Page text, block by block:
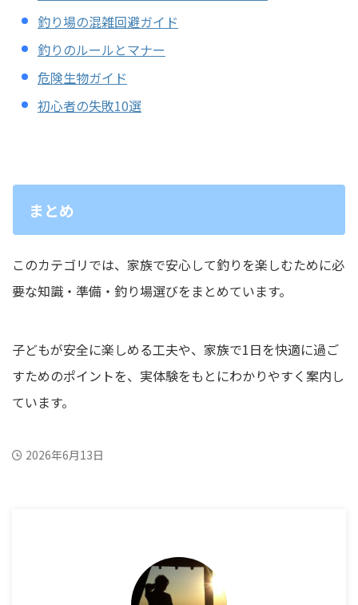
釣り場の混雑回避ガイド
釣りのルールとマナー
危険生物ガイド
初心者の失敗10選
まとめ
このカテゴリでは、家族で安心して釣りを楽しむために必
要な知識・準備・釣り場選びをまとめています。
子どもが安全に楽しめる工夫や、家族で1日を快適に過ご
すためのポイントを、実体験をもとにわかりやすく案内し
ています。
2026年6月13日